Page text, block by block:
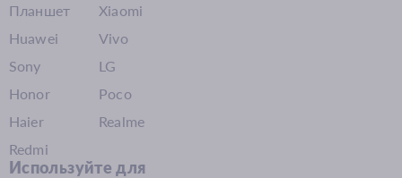
Планшет
Xiaomi
Huawei
Vivo
Sony
LG
Honor
Poco
Haier
Realme
Redmi
Используйте для